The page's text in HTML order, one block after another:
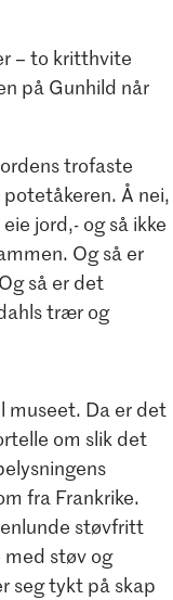
– to kritthvite
på Gunhild når
trofaste
Å nei,
jord,- og så ikke
Og så er
så er det
trær og
museet. Da er det
om slik det
fra Frankrike.
støvfritt
støv og
seg tykt på skap